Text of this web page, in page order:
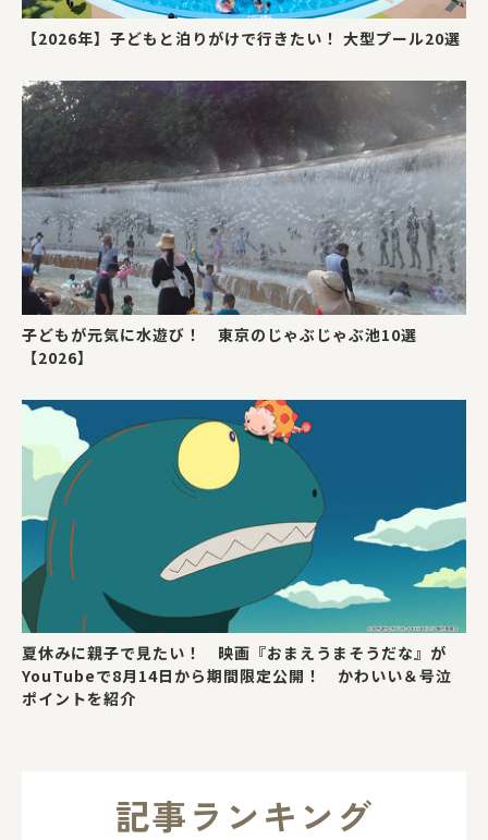
【2026年】子どもと泊りがけで行きたい！ 大型プール20選
子どもが元気に水遊び！ 東京のじゃぶじゃぶ池10選
【2026】
夏休みに親子で見たい！ 映画『おまえうまそうだな』が
YouTubeで8月14日から期間限定公開！ かわいい＆号泣
ポイントを紹介
記事ランキング